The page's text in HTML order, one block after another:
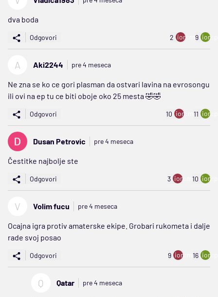
dva boda
Odgovori 2 ion:minus
9
A Aki2244 pre 4 meseca
Ne zna se ko ce gori plasman da ostvari lavina na evrosongu
ili ovi na ep tu ce biti oboje oko 25 mesta 🤣🤣
Odgovori 10 ion:minus
11
Dusan Petrovic pre 4 meseca
Čestitke najbolje ste
Odgovori 3 ion:minus
10
V Volim fucu pre 4 meseca
Ocajna igra protiv amaterske ekipe. Grobari rukometa i dalje
rade svoj posao
Odgovori 9 ion:minus
16
Q Qatar pre 4 meseca